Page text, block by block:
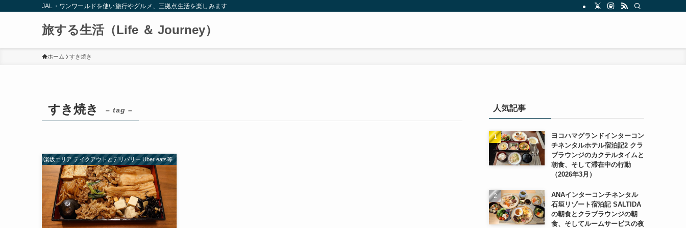
JAL・ワンワールドを使い旅行やグルメ、三拠点生活を楽しみます
旅する生活（Life ＆ Journey）
ホーム すき焼き
すき焼き – tag –
神楽坂エリア テイクアウトとデリバリー Uber eats等
人気記事
ヨコハマグランドインターコン
チネンタルホテル宿泊記2 クラ
ブラウンジのカクテルタイムと
朝食、そして滞在中の行動
（2026年3月）
ANAインターコンチネンタル
石垣リゾート宿泊記 SALTIDA
の朝食とクラブラウンジの朝
食、そしてルームサービスの夜